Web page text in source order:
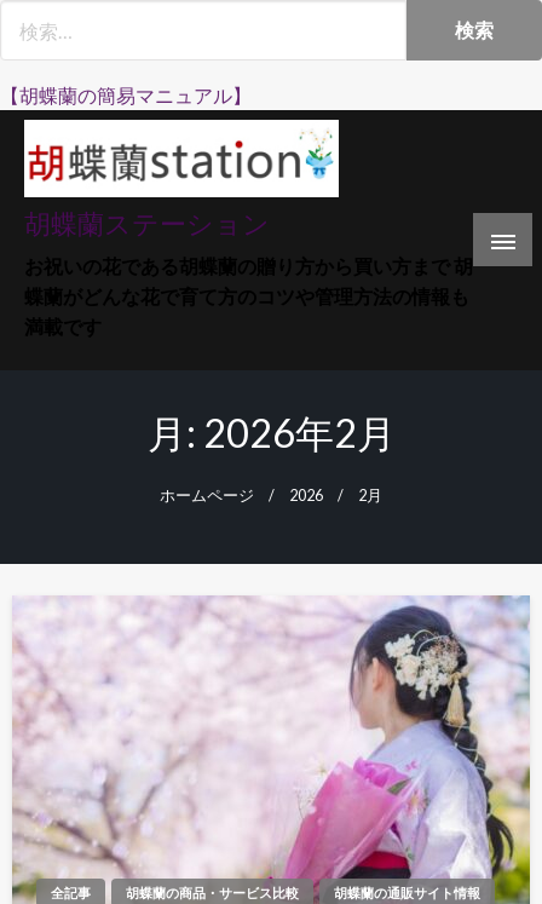
【胡蝶蘭の簡易マニュアル】
胡蝶蘭ステーション
月: 2026年2月
ホームページ 2026 2月
全記事 胡蝶蘭の商品・サービス比較
胡蝶蘭の通販サイト情報